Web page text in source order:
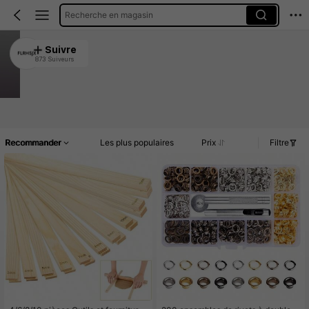
Recherche en magasin
FLRHSJX
4.91
Suivre
873 Suiveurs
Recommander Les plus populaires Prix Filtre